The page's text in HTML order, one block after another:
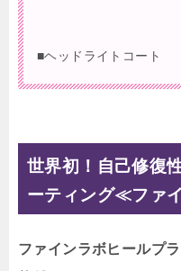
■ヘッドライトコート
世界初！自己修復
ーティング≪ファ
ファインラボヒールプ